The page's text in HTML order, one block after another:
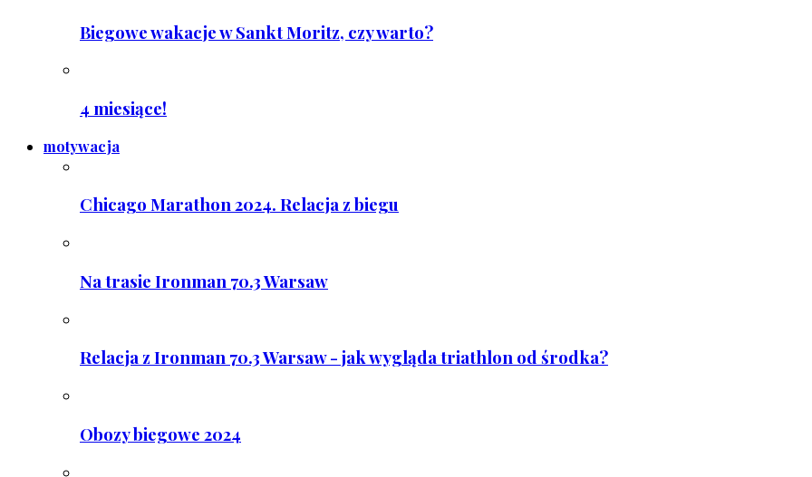
Biegowe wakacje w Sankt Moritz, czy warto?
4 miesiące!
motywacja
Chicago Marathon 2024. Relacja z biegu
Na trasie Ironman 70.3 Warsaw
Relacja z Ironman 70.3 Warsaw - jak wygląda triathlon od środka?
Obozy biegowe 2024